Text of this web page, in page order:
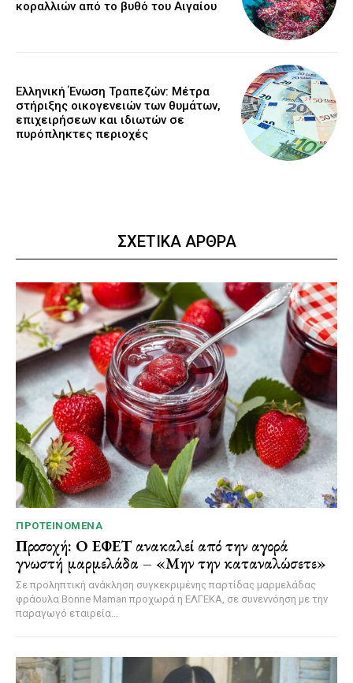
κοραλλιών από το βυθό του Αιγαίου
Ελληνική Ένωση Τραπεζών: Μέτρα
στήριξης οικογενειών των θυμάτων,
επιχειρήσεων και ιδιωτών σε
πυρόπληκτες περιοχές
ΣΧΕΤΙΚΑ ΑΡΘΡΑ
ΠΡΟΤΕΙΝΌΜΕΝΑ
Προσοχή: Ο ΕΦΕΤ ανακαλεί από την αγορά
γνωστή μαρμελάδα – «Μην την καταναλώσετε»
Σε προληπτική ανάκληση συγκεκριμένης παρτίδας μαρμελάδας
φράουλα Bonne Maman προχωρά η ΕΛΓΕΚΑ, σε συνεννόηση με την
παραγωγό εταιρεία...